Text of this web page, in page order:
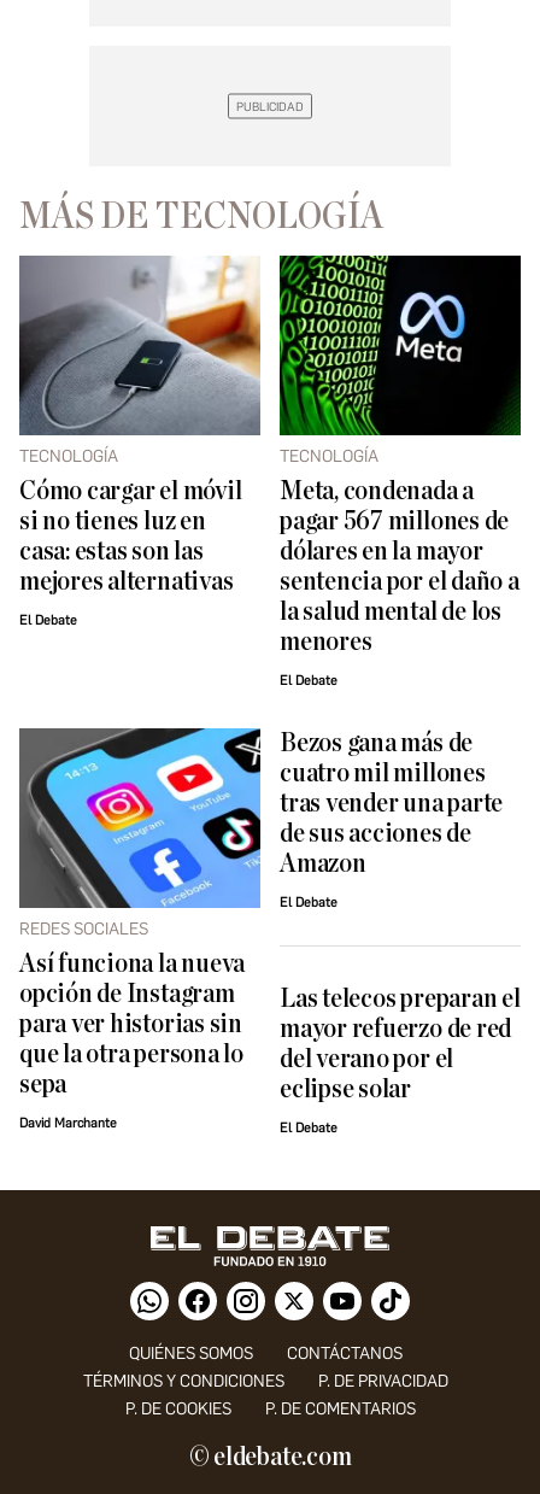
MÁS DE TECNOLOGÍA
TECNOLOGÍA
Cómo cargar el móvil
si no tienes luz en
casa: estas son las
mejores alternativas
El Debate
TECNOLOGÍA
Meta, condenada a
pagar 567 millones de
dólares en la mayor
sentencia por el daño a
la salud mental de los
menores
El Debate
REDES SOCIALES
Así funciona la nueva
opción de Instagram
para ver historias sin
que la otra persona lo
sepa
David Marchante
Bezos gana más de
cuatro mil millones
tras vender una parte
de sus acciones de
Amazon
El Debate
Las telecos preparan el
mayor refuerzo de red
del verano por el
eclipse solar
El Debate
QUIÉNES SOMOS
CONTÁCTANOS
TÉRMINOS Y CONDICIONES
P. DE PRIVACIDAD
P. DE COOKIES
P. DE COMENTARIOS
© eldebate.com